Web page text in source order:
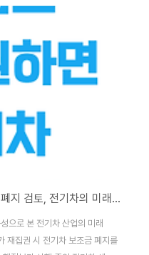
가져올 것으로 기대됩니다.엔트
가격은 약 2만 5천 달러(한화
한 가격대에 속합니다. 이는
트럼프의 재집권 시 전기차 보조금 폐지 검토, 전기차의 미래는?
으로 본 전기차 산업의 미래
재집권 시 전기차 보조금 폐지를